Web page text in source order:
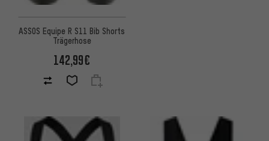
ASSOS Equipe R S11 Bib Shorts
Trägerhose
142,99€